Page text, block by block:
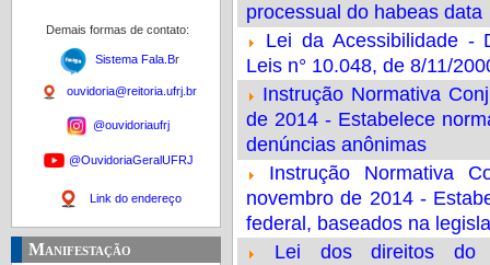
Demais formas de contato:
Sistema Fala.Br
ouvidoria@reitoria.ufrj.br
@ouvidoriaufrj
@OuvidoriaGeralUFRJ
Link do endereço
Manifestação
processual do habeas data
Lei da Acessibilidade -
Leis n° 10.048, de 8/11/
Instrução Normativa
de 2014 - Estabelece
denúncias anônimas
Instrução Normativa
novembro de 2014 -
federal, baseados na
Lei dos direitos do